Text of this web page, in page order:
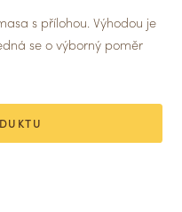
s přílohou. Výhodou je
se o výborný poměr